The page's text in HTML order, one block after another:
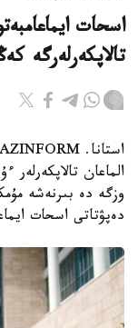
اسحات
تالاپكەرلەرگە
الماعان
وزگە دە بىرنەشە
دەپۋتاتى اسحات